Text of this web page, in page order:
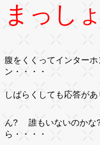
まっし
腹をくくってインター
ン・・・・
しばらくしても応答が
ん?
誰もいないのかな
ら・・・・